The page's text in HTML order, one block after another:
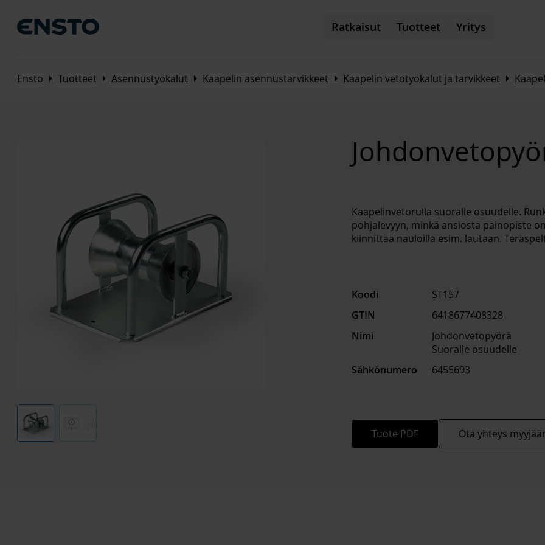
Ratkaisut Tuotteet Yritys
Ensto Arrow_right Tuotteet Arrow_right Asennustyökalut Arrow_right Kaapelin asennustarvikkeet Arrow_right Kaapelin vetotyökalut ja tarvikkeet Arrow_right
Kaapelinvetorulla suoralle osuudelle.
pohjalevyyn, minkä ansiosta painopiste
kiinnittää nauloilla esim. lautaan.
Koodi
ST157
GTIN
6418677408328
Nimi
Johdonvetopyörä
Suoralle osuudelle
Sähkönumero
6455693
Tuote PDF Ota yhteys